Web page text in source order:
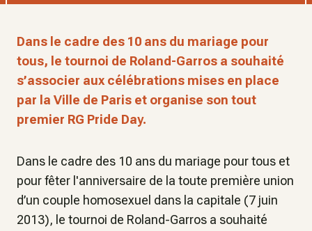
Dans le cadre des 10 ans du mariage pour
tous, le tournoi de Roland-Garros a souhaité
s’associer aux célébrations mises en place
par la Ville de Paris et organise son tout
premier RG Pride Day.
Dans le cadre des 10 ans du mariage pour tous et
pour fêter l'anniversaire de la toute première union
d’un couple homosexuel dans la capitale (7 juin
2013), le tournoi de Roland-Garros a souhaité